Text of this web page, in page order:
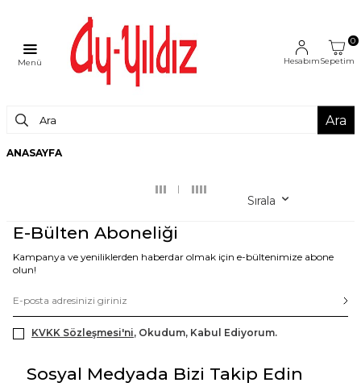
Menü Hesabım
0
Sepetim
Ara
ANASAYFA
Sırala
E-Bülten Aboneliği
Kampanya ve yeniliklerden haberdar olmak için e-bültenimize abone
olun!
KVKK Sözleşmesi'ni, Okudum, Kabul Ediyorum.
Sosyal Medyada Bizi Takip Edin